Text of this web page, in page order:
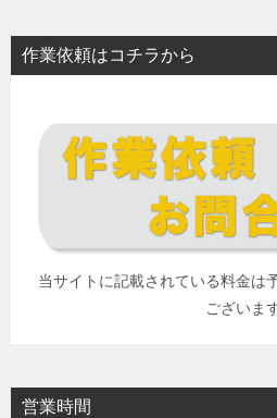
作業依頼はコチラから
当サイトに記載されている料金は
ございま
営業時間